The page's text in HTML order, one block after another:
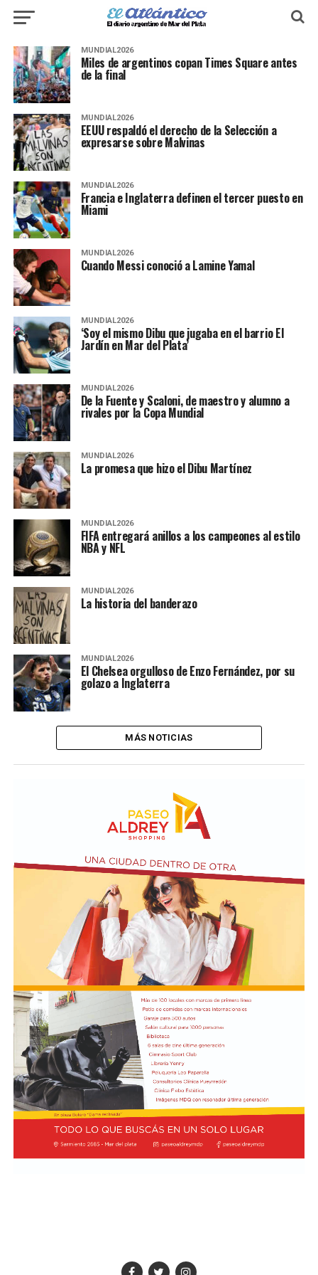
MUNDIAL2026
Miles de argentinos copan Times Square antes
de la final
MUNDIAL2026
EEUU respaldó el derecho de la Selección a
expresarse sobre Malvinas
MUNDIAL2026
Francia e Inglaterra definen el tercer puesto en
Miami
MUNDIAL2026
Cuando Messi conoció a Lamine Yamal
MUNDIAL2026
‘Soy el mismo Dibu que jugaba en el barrio El
Jardín en Mar del Plata’
MUNDIAL2026
De la Fuente y Scaloni, de maestro y alumno a
rivales por la Copa Mundial
MUNDIAL2026
La promesa que hizo el Dibu Martínez
MUNDIAL2026
FIFA entregará anillos a los campeones al estilo
NBA y NFL
MUNDIAL2026
La historia del banderazo
MUNDIAL2026
El Chelsea orgulloso de Enzo Fernández, por su
golazo a Inglaterra
MÁS NOTICIAS